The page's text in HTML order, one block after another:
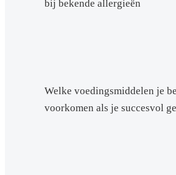
bij bekende allergieën
Welke voedingsmiddelen je
voorkomen als je succesvol